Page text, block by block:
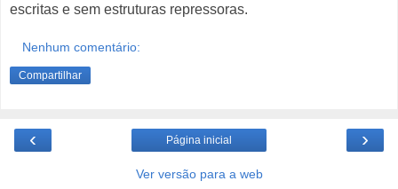
escritas e sem estruturas repressoras.
Nenhum comentário:
Compartilhar
‹ ›
Página inicial
Ver versão para a web